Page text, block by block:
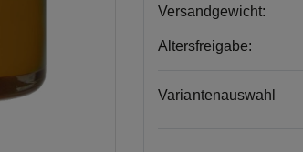
Versandgewicht:
Altersfreigabe:
Variantenauswahl